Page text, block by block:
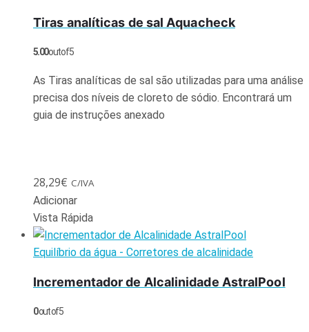
Tiras analíticas de sal Aquacheck
5.00out of 5
As Tiras analíticas de sal são utilizadas para uma análise
precisa dos níveis de cloreto de sódio. Encontrará um
guia de instruções anexado
28,29€ C/IVA
Adicionar
Vista Rápida
Equilíbrio da água - Corretores de alcalinidade
Incrementador de Alcalinidade AstralPool
0out of 5